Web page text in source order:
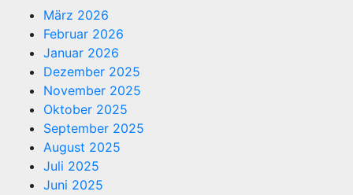
März 2026
Februar 2026
Januar 2026
Dezember 2025
November 2025
Oktober 2025
September 2025
August 2025
Juli 2025
Juni 2025